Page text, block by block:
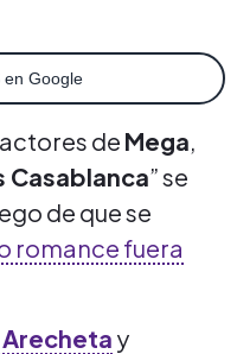
en Google
de Mega,
Casablanca” se
de que se
romance fuera
y